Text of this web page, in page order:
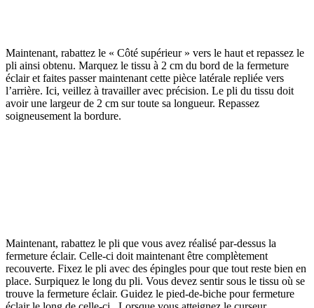
Maintenant, rabattez le « Côté supérieur » vers le haut et repassez le
pli ainsi obtenu. Marquez le tissu à 2 cm du bord de la fermeture
éclair et faites passer maintenant cette pièce latérale repliée vers
l’arrière. Ici, veillez à travailler avec précision. Le pli du tissu doit
avoir une largeur de 2 cm sur toute sa longueur. Repassez
soigneusement la bordure.
Maintenant, rabattez le pli que vous avez réalisé par-dessus la
fermeture éclair. Celle-ci doit maintenant être complètement
recouverte. Fixez le pli avec des épingles pour que tout reste bien en
place. Surpiquez le long du pli. Vous devez sentir sous le tissu où se
trouve la fermeture éclair. Guidez le pied-de-biche pour fermeture